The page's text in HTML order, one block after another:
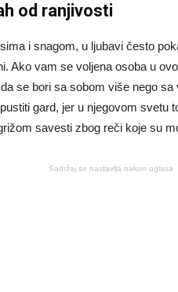
od ranjivosti
i snagom, u ljubavi često
Ako vam se voljena osoba u
se bori sa sobom više nego
gard, jer u njegovom svetu
savesti zbog reči koje su
Sadržaj se nastavlja nakon oglasa